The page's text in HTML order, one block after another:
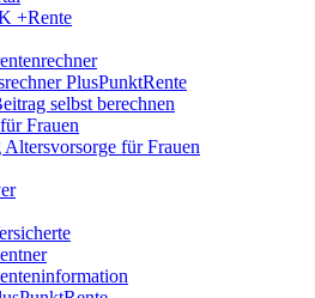
+Rente
PlusPunktRente
selbst berechnen
Frauen
Altersvorsorge für Frauen